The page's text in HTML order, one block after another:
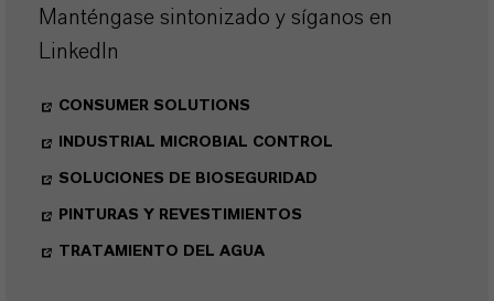
Manténgase sintonizado y síganos en
LinkedIn
CONSUMER SOLUTIONS
INDUSTRIAL MICROBIAL CONTROL
SOLUCIONES DE BIOSEGURIDAD
PINTURAS Y REVESTIMIENTOS
TRATAMIENTO DEL AGUA